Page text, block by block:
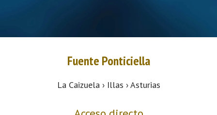
Fuente Ponticiella
La Caizuela › Illas › Asturias